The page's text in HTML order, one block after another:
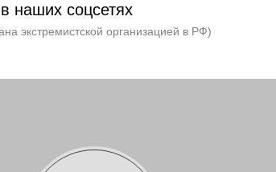
наших соцсетях
экстремистской организацией в РФ)